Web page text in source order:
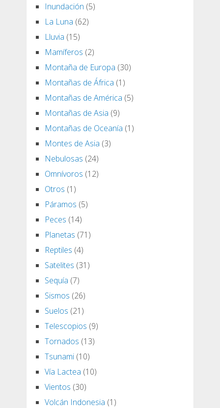
Inundación (5)
La Luna (62)
Lluvia (15)
Mamíferos (2)
Montaña de Europa (30)
Montañas de África (1)
Montañas de América (5)
Montañas de Asia (9)
Montañas de Oceanía (1)
Montes de Asia (3)
Nebulosas (24)
Omnívoros (12)
Otros (1)
Páramos (5)
Peces (14)
Planetas (71)
Reptiles (4)
Satelites (31)
Sequía (7)
Sismos (26)
Suelos (21)
Telescopios (9)
Tornados (13)
Tsunami(10)
Vía Lactea (10)
Vientos (30)
Volcán Indonesia (1)